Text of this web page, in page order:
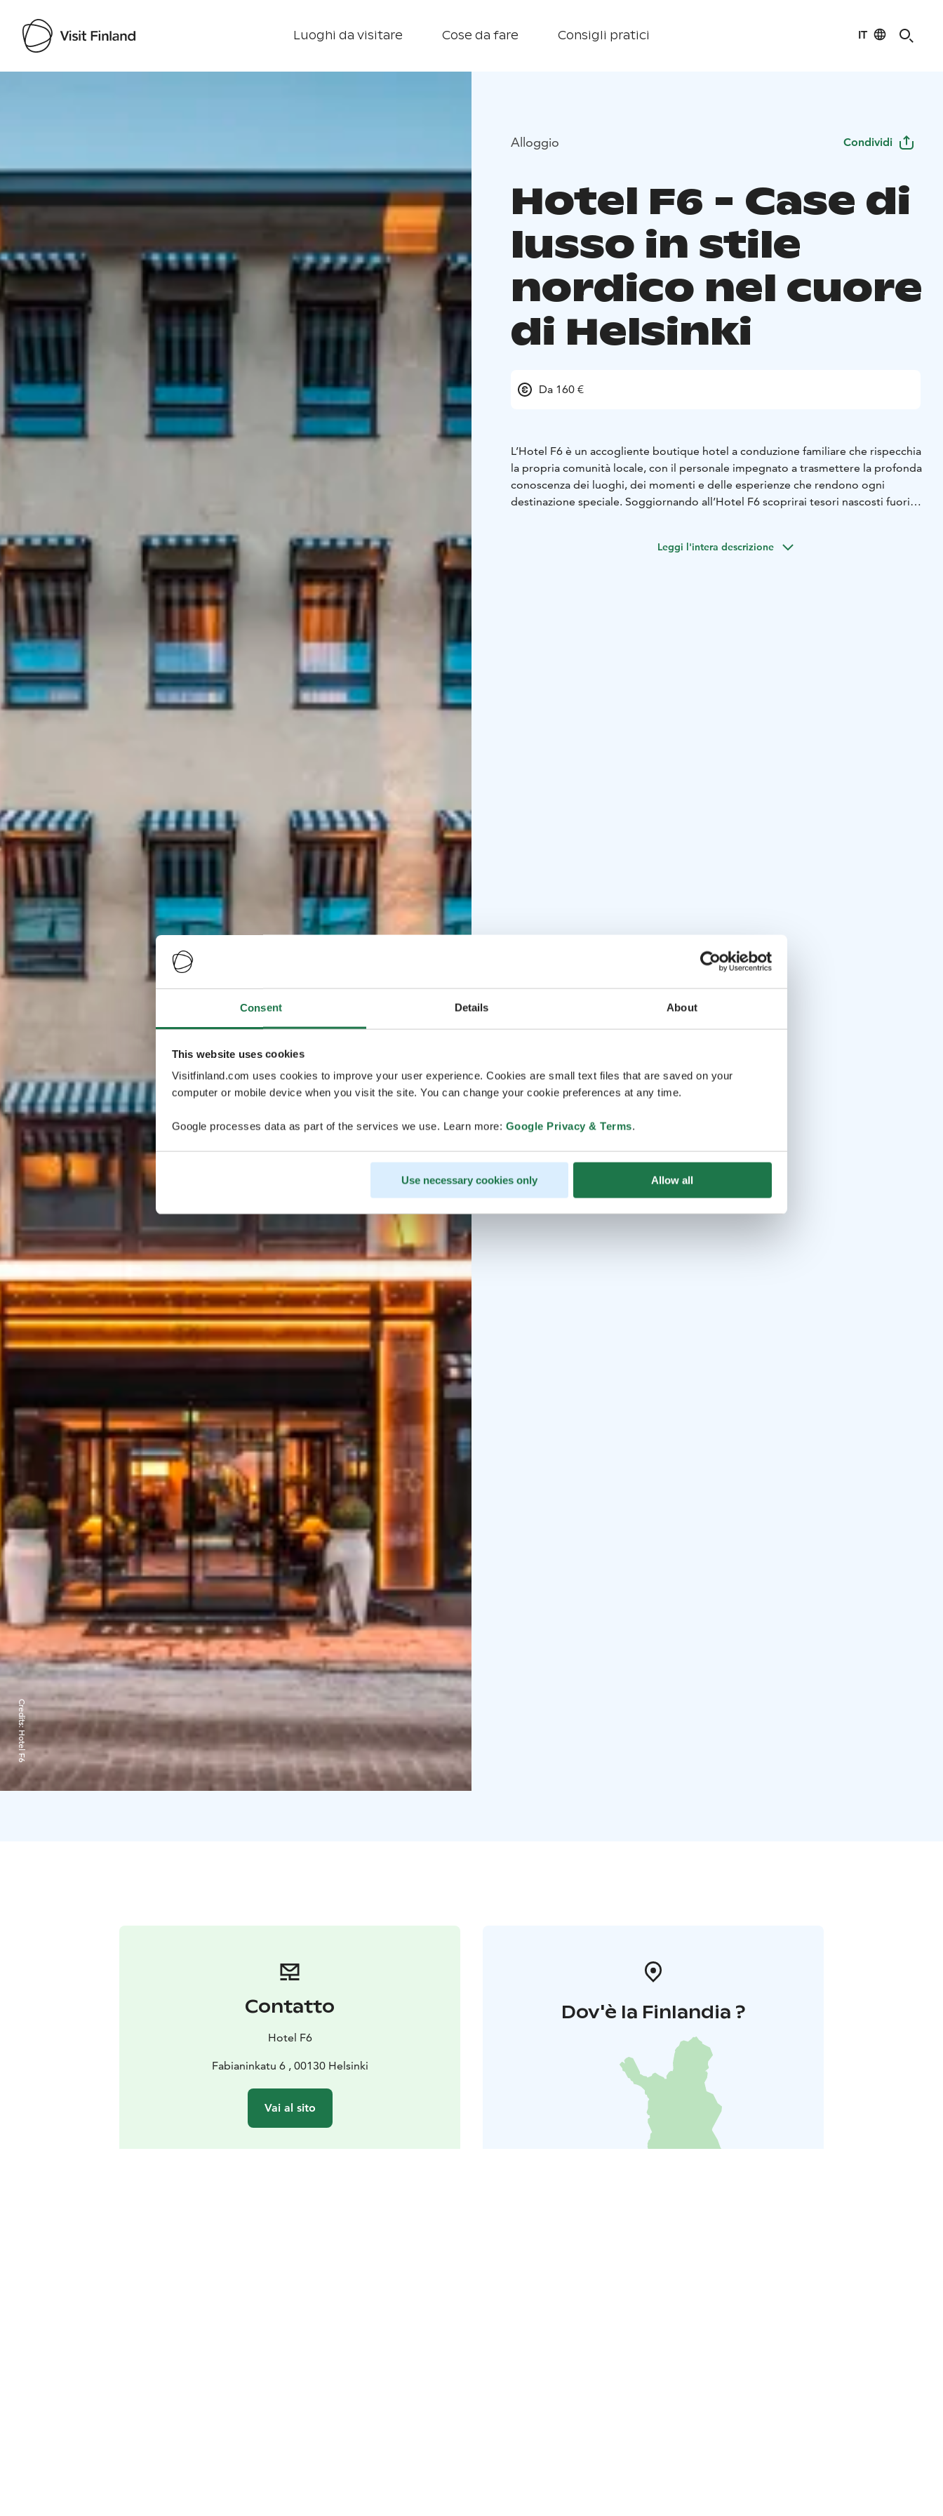
Consent Details About
This website uses cookies
Visitfinland.com uses cookies to improve your user experience. Cookies are small text files that are saved on your
computer or mobile device when you visit the site. You can change your cookie preferences at any time.
Google processes data as part of the services we use. Learn more: Google Privacy & Terms.
Use necessary cookies only Allow all
Luoghi da visitare Cose da fare Consigli pratici IT
Credits:
Hotel F6
Alloggio Condividi
Hotel F6 - Case di
lusso in stile
nordico nel cuore
di Helsinki
Da 160 €
L’Hotel F6 è un accogliente boutique hotel a conduzione familiare che rispecchia
la propria comunità locale, con il personale impegnato a trasmettere la profonda
conoscenza dei luoghi, dei momenti e delle esperienze che rendono ogni
destinazione speciale. Soggiornando all’Hotel F6 scoprirai tesori nascosti fuori
Leggi l'intera descrizione
Contatto
Hotel F6
Fabianinkatu 6 , 00130 Helsinki
Vai al sito
Dov'è la Finlandia ?